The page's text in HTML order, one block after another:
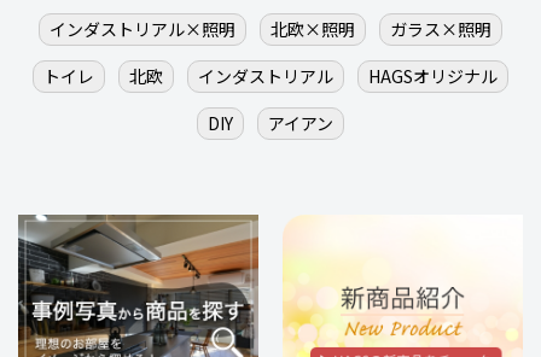
インダストリアル×照明
北欧×照明
ガラス×照明
トイレ
北欧 インダストリアル
HAGSオリジナル
DIY
アイアン